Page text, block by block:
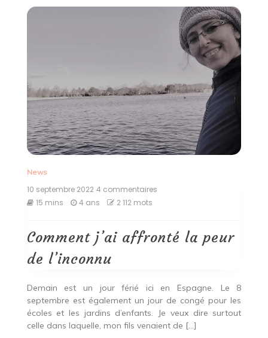
News
10 septembre 2022 4 commentaires
peur
15 mins 4 ans 2 112 mots
Comment j’ai affronté la peur
de l’inconnu
Demain est un jour férié ici en Espagne. Le 8
septembre est également un jour de congé pour les
écoles et les jardins d’enfants. Je veux dire surtout
celle dans laquelle, mon fils venaient de […]